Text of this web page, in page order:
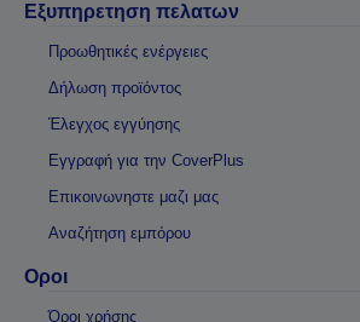
Εξυπηρετηση πελατων
Προωθητικές ενέργειες
Δήλωση προϊόντος
Έλεγχος εγγύησης
Εγγραφή για την CoverPlus
Επικοινωνηστε μαζι μας
Αναζήτηση εμπόρου
Οροι
Όροι χρήσης